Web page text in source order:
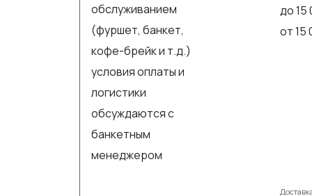
обслуживанием
(фуршет, банкет,
кофе-брейк и т.д.)
условия оплаты и
логистики
обсуждаются с
банкетным
менеджером
до 15
от 15